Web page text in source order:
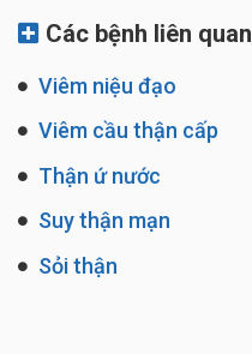
Các bệnh liên quan
Viêm niệu đạo
Viêm cầu thận cấp
Thận ứ nước
Suy thận mạn
Sỏi thận